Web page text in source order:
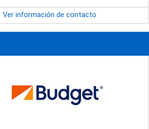
Ver información de contacto